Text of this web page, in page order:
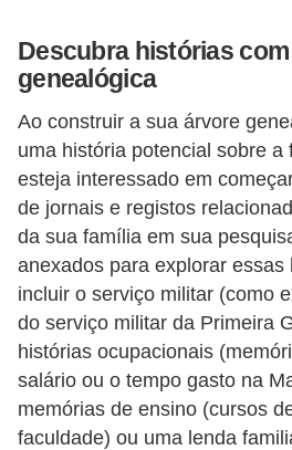
Descubra histórias
genealógica
Ao construir a sua árvore
uma história potencial sobre a
esteja interessado em
de jornais e registos
da sua família em sua
anexados para explorar essas
incluir o serviço militar (como
do serviço militar da Primeira
histórias ocupacionais
salário ou o tempo gasto na
memórias de ensino (cursos
faculdade) ou uma lenda
n
h
e
D
i
n
h
e
i
r
o
G